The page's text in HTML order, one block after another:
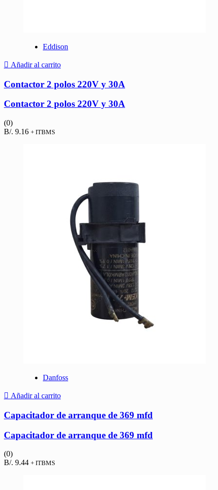
Eddison
Añadir al carrito
Contactor 2 polos 220V y 30A
Contactor 2 polos 220V y 30A
(0)
B/. 9.16 + ITBMS
Danfoss
Añadir al carrito
Capacitador de arranque de 369 mfd
Capacitador de arranque de 369 mfd
(0)
B/. 9.44 + ITBMS